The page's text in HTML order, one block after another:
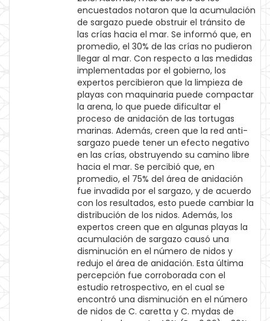
encuestados notaron que la acumulación
de sargazo puede obstruir el tránsito de
las crías hacia el mar. Se informó que, en
promedio, el 30% de las crías no pudieron
llegar al mar. Con respecto a las medidas
implementadas por el gobierno, los
expertos percibieron que la limpieza de
playas con maquinaria puede compactar
la arena, lo que puede dificultar el
proceso de anidación de las tortugas
marinas. Además, creen que la red anti-
sargazo puede tener un efecto negativo
en las crías, obstruyendo su camino libre
hacia el mar. Se percibió que, en
promedio, el 75% del área de anidación
fue invadida por el sargazo, y de acuerdo
con los resultados, esto puede cambiar la
distribución de los nidos. Además, los
expertos creen que en algunas playas la
acumulación de sargazo causó una
disminución en el número de nidos y
redujo el área de anidación. Esta última
percepción fue corroborada con el
estudio retrospectivo, en el cual se
encontró una disminución en el número
de nidos de C. caretta y C. mydas de